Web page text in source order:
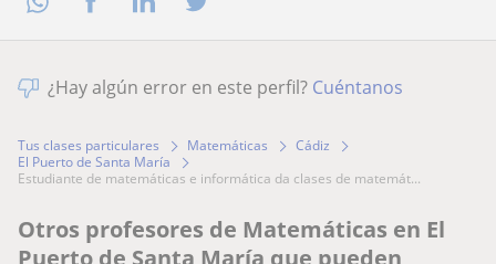
¿Hay algún error en este perfil? Cuéntanos
Tus clases particulares Matemáticas
Cádiz
El Puerto de Santa María
estudiante de matemáticas e informática da clases de matemát...
Otros profesores de Matemáticas en El